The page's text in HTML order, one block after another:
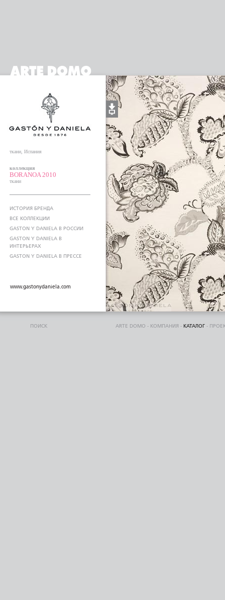
ткани, Испания
коллекция
BORANOA 2010
ткани
ИСТОРИЯ БРЕНДА
ВСЕ КОЛЛЕКЦИИ
GASTON Y DANIELA В РОССИИ
GASTON Y DANIELA В
ИНТЕРЬЕРАХ
GASTON Y DANIELA В ПРЕССЕ
www.gastonydaniela.com
ПОИСК ARTE DOMO - КОМПАНИЯ - КАТАЛОГ -